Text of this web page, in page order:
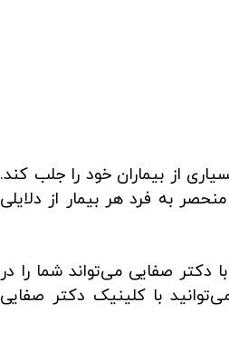
از بیماران خود را جلب کند.
به فرد هر بیمار از دلایلی
دکتر صفایی می‌تواند شما را در
با کلینیک دکتر صفایی